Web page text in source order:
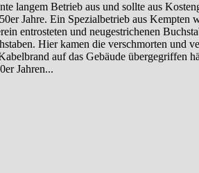
langem Betrieb aus und sollte aus
Jahre. Ein Spezialbetrieb aus
entrosteten und neugestrichenen
Hier kamen die verschmorten und
auf das Gebäude übergegriffen
Jahren...